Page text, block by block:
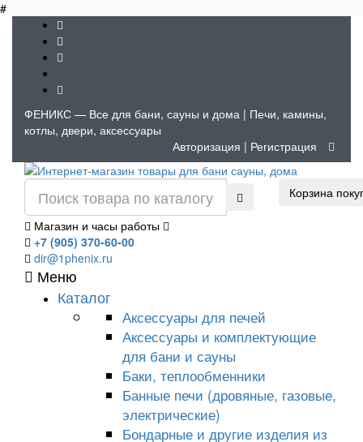
#
ФЕНИКС — Все для бани, сауны и дома | Печи, камины,
котлы, двери, аксессуары
Авторизация | Регистрация
Магазин и часы работы
+7 (905) 370-60-00
dir@1phenix.ru
Корзина
Меню
Каталог
Аксессуары для печей
Аксессуары и комплектующие
для бани и сауны
Баки, теплообменники
Банные печи (дровяные, газовые,
электрические)
Бондарные и другие изделия из